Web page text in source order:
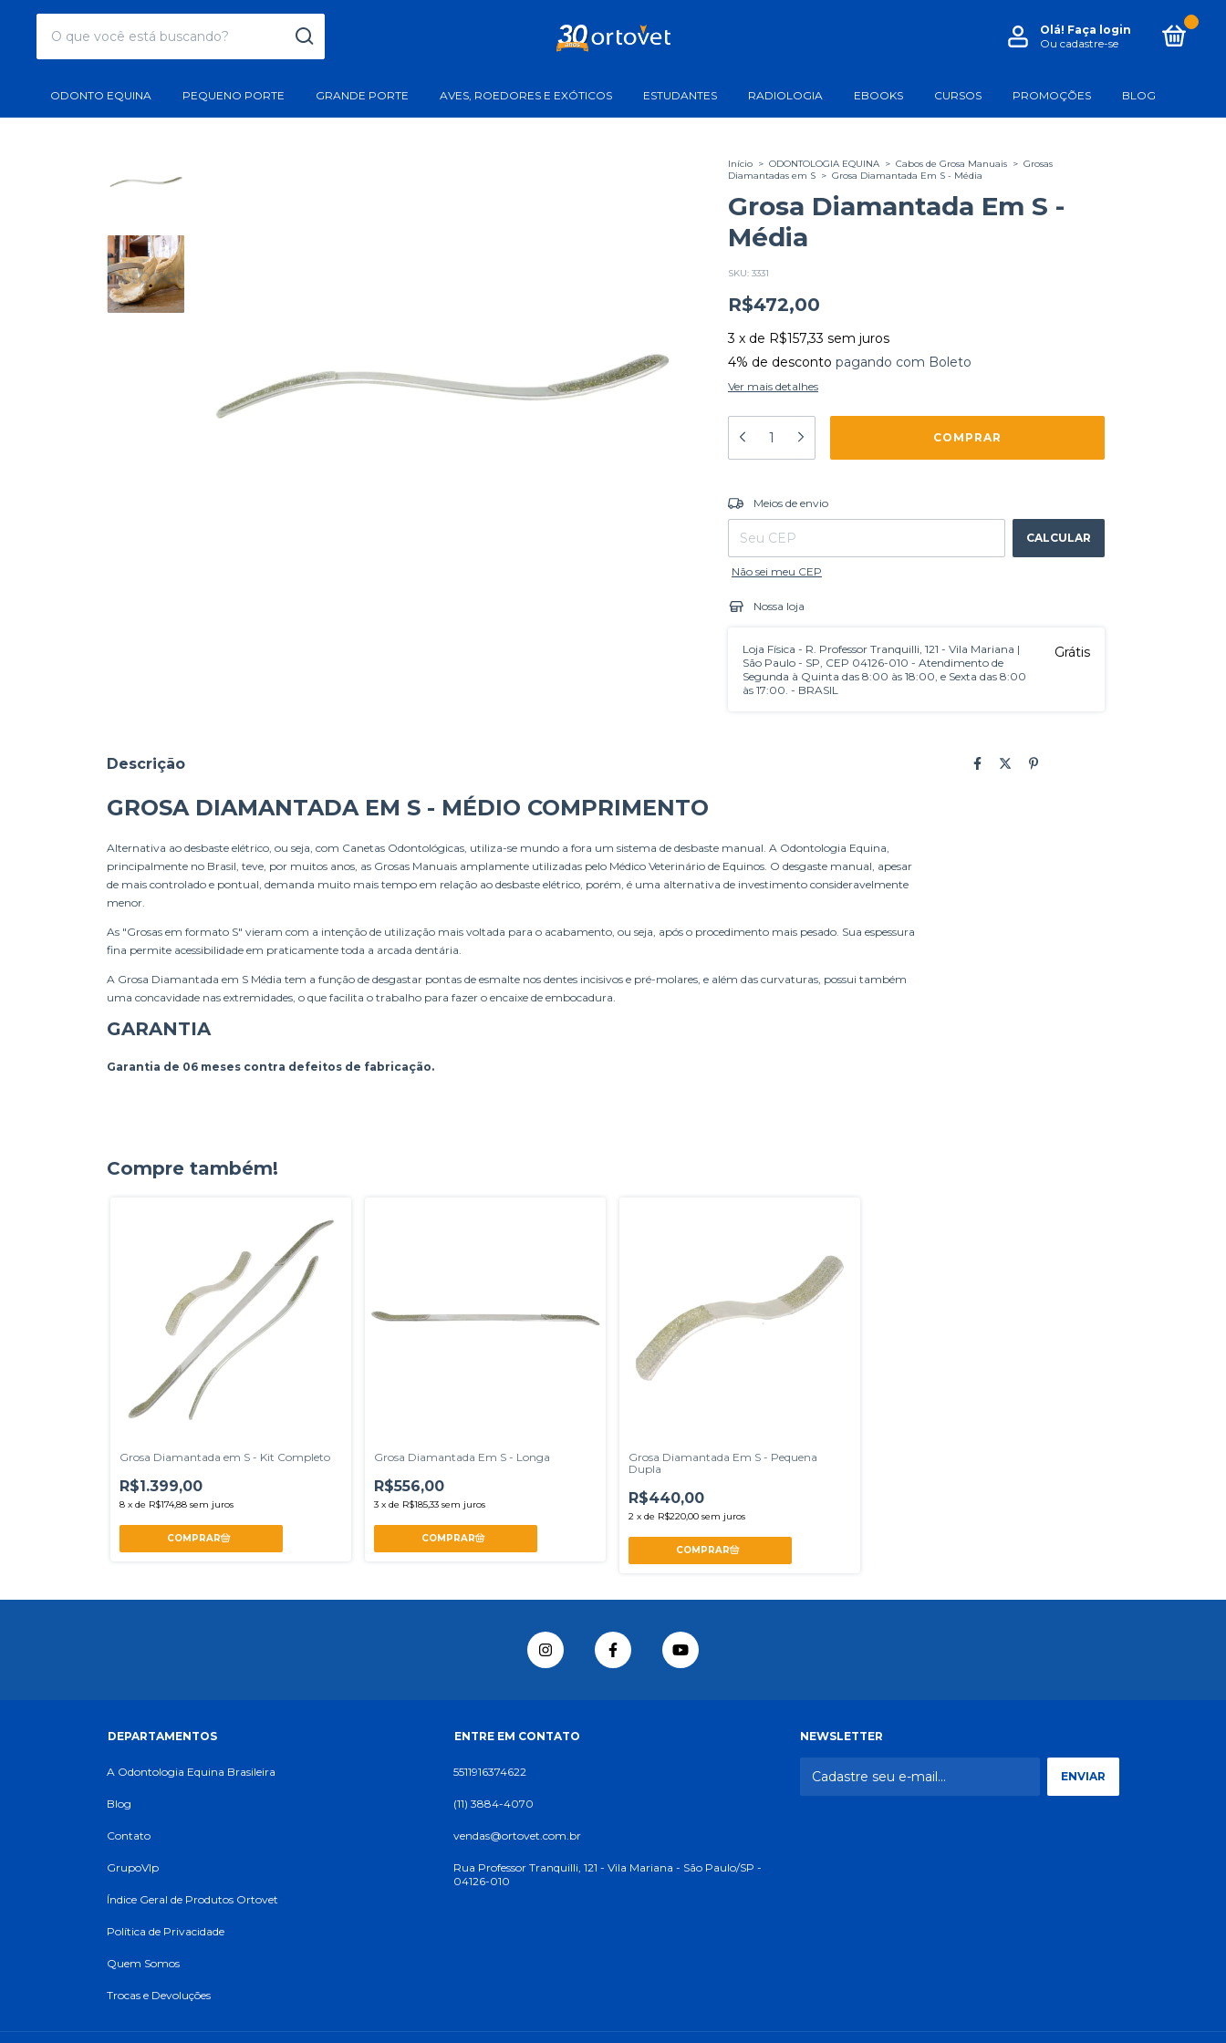
Olá! Faça login
Ou cadastre-se
ODONTO EQUINA PEQUENO PORTE GRANDE PORTE AVES, ROEDORES E EXÓTICOS ESTUDANTES RADIOLOGIA EBOOKS CURSOS PROMOÇÕES BLOG
Início > ODONTOLOGIA EQUINA > Cabos de Grosa Manuais > Grosas
Diamantadas em S > Grosa Diamantada Em S - Média
Grosa Diamantada Em S -
Média
SKU: 3331
R$472,00
3 x de R$157,33 sem juros
4% de desconto pagando com Boleto
Ver mais detalhes
Entregas para o CEP:
Meios de envio
CALCULAR
Não sei meu CEP
Nossa loja
Loja Física - R. Professor Tranquilli, 121 - Vila Mariana |
São Paulo - SP, CEP 04126-010 - Atendimento de
Segunda à Quinta das 8:00 às 18:00, e Sexta das 8:00
às 17:00. - BRASIL
Grátis
Descrição
GROSA DIAMANTADA EM S - MÉDIO COMPRIMENTO
Alternativa ao desbaste elétrico, ou seja, com Canetas Odontológicas, utiliza-se mundo a fora um sistema de desbaste manual. A Odontologia Equina,
principalmente no Brasil, teve, por muitos anos, as Grosas Manuais amplamente utilizadas pelo Médico Veterinário de Equinos. O desgaste manual, apesar
de mais controlado e pontual, demanda muito mais tempo em relação ao desbaste elétrico, porém, é uma alternativa de investimento consideravelmente
menor.
As "Grosas em formato S" vieram com a intenção de utilização mais voltada para o acabamento, ou seja, após o procedimento mais pesado. Sua espessura
fina permite acessibilidade em praticamente toda a arcada dentária.
A Grosa Diamantada em S Média tem a função de desgastar pontas de esmalte nos dentes incisivos e pré-molares, e além das curvaturas, possui também
uma concavidade nas extremidades, o que facilita o trabalho para fazer o encaixe de embocadura.
GARANTIA
Garantia de 06 meses contra defeitos de fabricação.
Compre também!
Grosa Diamantada em S - Kit Completo
R$1.399,00
8 x de R$174,88 sem juros
Grosa Diamantada Em S - Longa
R$556,00
3 x de R$185,33 sem juros
Grosa Diamantada Em S - Pequena
Dupla
R$440,00
2 x de R$220,00 sem juros
DEPARTAMENTOS
A Odontologia Equina Brasileira
Blog
Contato
GrupoVIp
Índice Geral de Produtos Ortovet
Política de Privacidade
Quem Somos
Trocas e Devoluções
ENTRE EM CONTATO
5511916374622
(11) 3884-4070
vendas@ortovet.com.br
Rua Professor Tranquilli, 121 - Vila Mariana - São Paulo/SP -
04126-010
NEWSLETTER